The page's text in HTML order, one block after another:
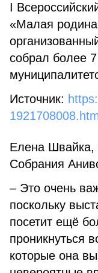
I
«Малая
собрал более
Источник:
Елена Швайка,
Собрания
– Это очень
поскольку
посетит ещё
проникнуться
которые она